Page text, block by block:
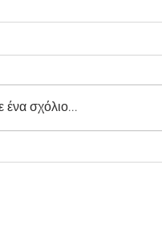
ένα σχόλιο...